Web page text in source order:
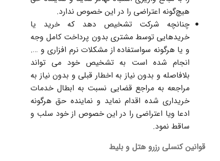
هیچ‌گونه اعتراضی را در این خصوص ندارد.
چنانچه شرکت تشخیص دهد که خرید یا
خریدهایی توسط مشتری بدون پرداخت کامل وجه
و یا هرگونه سواستفاده از مشکلات نرم افزاری و ….
انجام شده است به تشخیص خود می تواند
بلافاصله و بدون نیاز به اخطار قبلی و بدون نیاز به
مراجعه به مراجع قضایی نسبت به ابطال خدمات
خریداری شده اقدام نماید و نماینده حق هرگونه
ادعا ویا اعتراضی را در این خصوص از خود سلب و
ساقط نمود.
قوانین کنسلی رزرو هتل و بلیط